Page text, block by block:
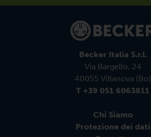
Becker Italia S.r.l.
Via Bargello, 24
40055 Villanova (Bo)
T +39 051 6063811
Chi Siamo
Protezione dei dati